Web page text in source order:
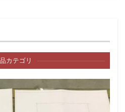
カテゴリ